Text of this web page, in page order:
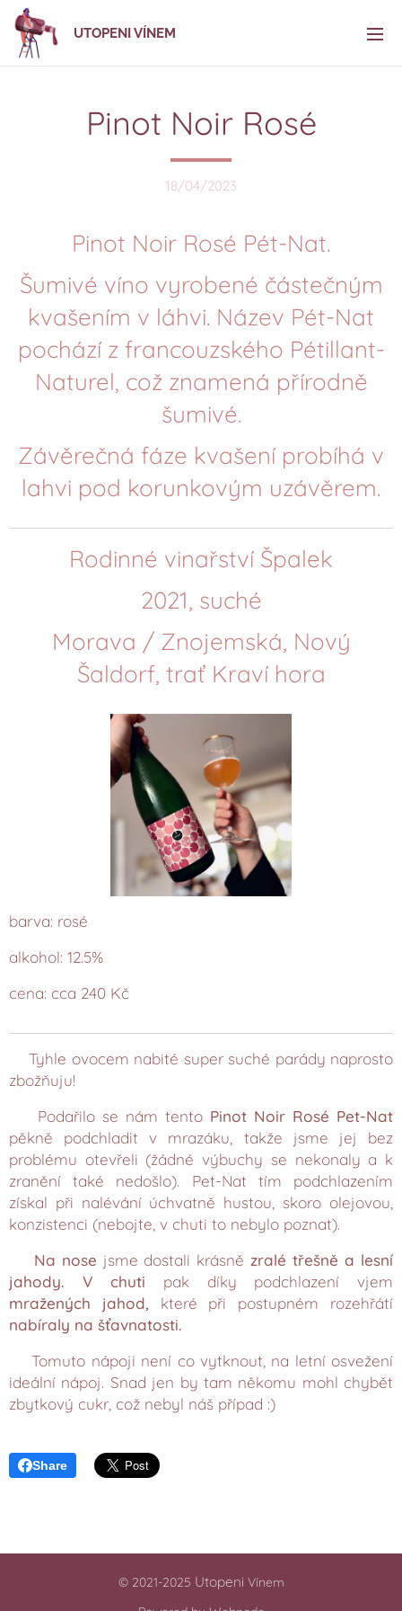
UTOPENI VÍNEM
Pinot Noir Rosé
18/04/2023
Pinot Noir Rosé Pét-Nat.
Šumivé víno vyrobené částečným
kvašením v láhvi. Název Pét-Nat
pochází z francouzského Pétillant-
Naturel, což znamená přírodně
šumivé.
Závěrečná fáze kvašení probíhá v
lahvi pod korunkovým uzávěrem.
Rodinné vinařství Špalek
2021, suché
Morava / Znojemská, Nový
Šaldorf, trať Kraví hora
barva: rosé
alkohol: 12.5%
cena: cca 240 Kč
Tyhle ovocem nabité super suché parády naprosto
zbožňuju!
Podařilo se nám tento Pinot Noir Rosé Pet-Nat
pěkně podchladit v mrazáku, takže jsme jej bez
problému otevřeli (žádné výbuchy se nekonaly a k
zranění také nedošlo). Pet-Nat tím podchlazením
získal při nalévání úchvatně hustou, skoro olejovou,
konzistenci (nebojte, v chuti to nebylo poznat).
Na nose jsme dostali krásně zralé třešně a lesní
jahody.
V chuti pak díky podchlazení vjem
mražených jahod, které při postupném rozehřátí
nabíraly na šťavnatosti.
Tomuto nápoji není co vytknout, na letní osvežení
ideální nápoj. Snad jen by tam někomu mohl chybět
zbytkový cukr, což nebyl náš případ :)
Share
© 2021-2025 Utopeni Vínem